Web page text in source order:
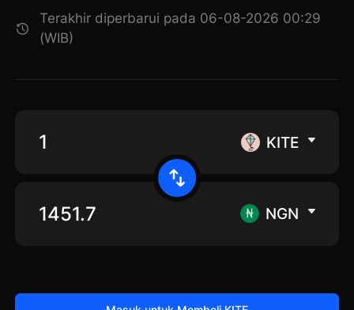
Terakhir diperbarui pada 06-08-2026 00:29
(WIB)
KITE
NGN